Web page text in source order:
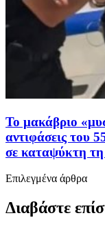
Το μακάβριο
αντιφάσεις του
σε καταψύκτη
Επιλεγμένα άρθρα
Διαβάστε